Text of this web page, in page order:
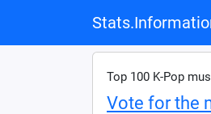
Top 100 K-Pop
Vote for the